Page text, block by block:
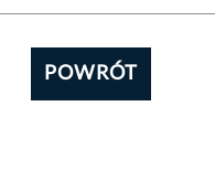
POWRÓT